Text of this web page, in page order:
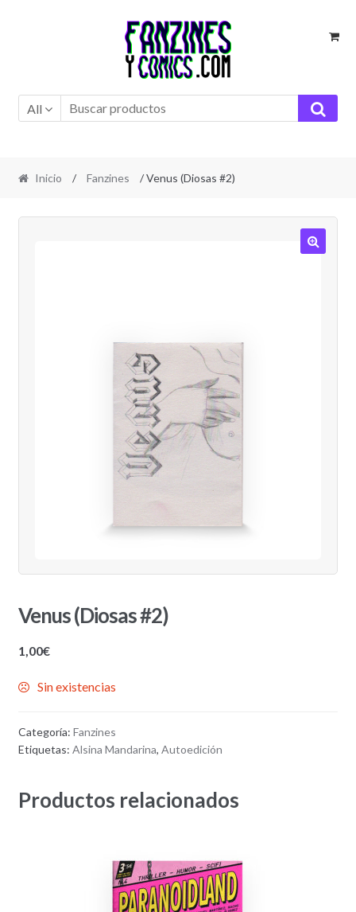
All
Inicio / Fanzines / Venus (Diosas #2)
Venus (Diosas #2)
1,00€
Sin existencias
Categoría: Fanzines
Etiquetas: Alsina Mandarina, Autoedición
Productos relacionados